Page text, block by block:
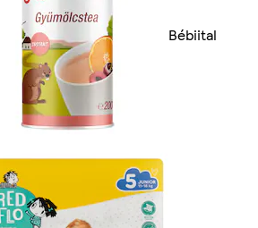
Bébiital